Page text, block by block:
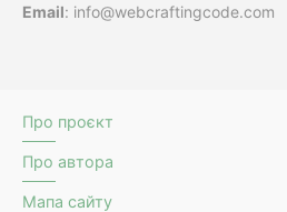
Email: info@webcraftingcode.com
Про проєкт
Про автора
Мапа сайту